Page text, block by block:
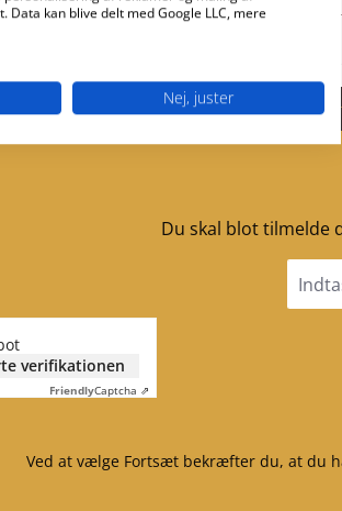
Kr.
Du skal blot tilmelde
verifikationen
FriendlyCaptcha ⇗
Ved at vælge Fortsæt bekræfter du, at du
kan blive delt med Google LLC, mere
Nej, juster